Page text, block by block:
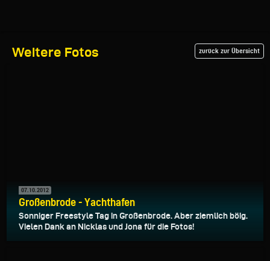
Weitere Fotos zurück zur Übersicht
07.10.2012
Großenbrode - Yachthafen
Sonniger Freestyle Tag in Großenbrode. Aber ziemlich böig.
Vielen Dank an Nicklas und Jona für die Fotos!